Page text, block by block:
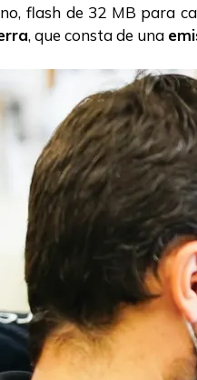
flash de 32 MB para
, que consta de una